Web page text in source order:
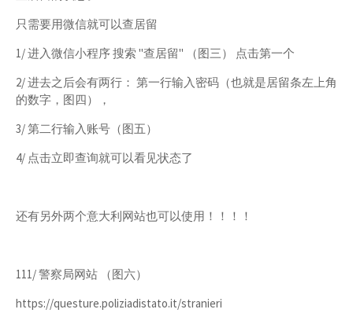
只需要用微信就可以查居留
1/ 进入微信小程序 搜索 "查居留" （图三） 点击第一个
2/ 进去之后会有两行： 第一行输入密码（也就是居留条左上角
的数字，图四），
3/ 第二行输入账号（图五）
4/ 点击立即查询就可以看见状态了
还有另外两个意大利网站也可以使用！！！！
111/ 警察局网站 （图六）
https://questure.poliziadistato.it/stranieri